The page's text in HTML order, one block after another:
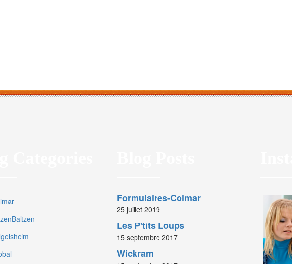
Formulaires-Colmar
25 juillet 2019
Les P'tits Loups
15 septembre 2017
Wickram